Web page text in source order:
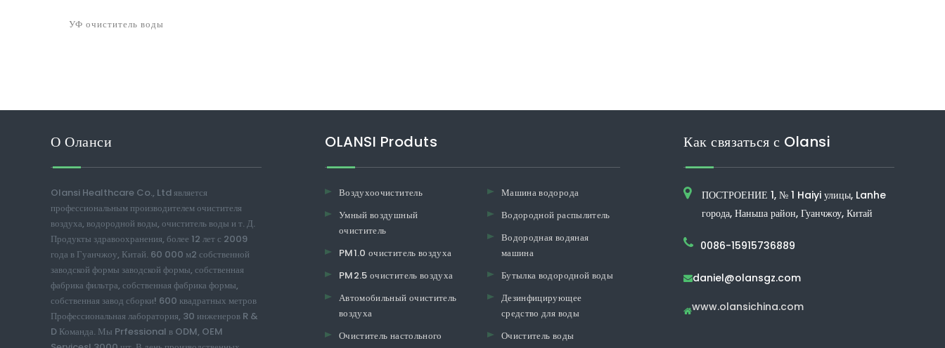
УФ очиститель воды
О Оланси
Olansi Healthcare Co., Ltd является
профессиональным производителем очистителя
воздуха, водородной воды, очиститель воды и т. Д.
Продукты здравоохранения, более 12 лет с 2009
года в Гуанчжоу, Китай. 60 000 м2 собственной
заводской формы заводской формы, собственная
фабрика фильтра, собственная фабрика формы,
собственная завод сборки! 600 квадратных метров
Профессиональная лаборатория, 30 инженеров R &
D Команда. Мы Prfessional в ODM, OEM
OLANSI Produts
Воздухоочиститель
Умный воздушный
очиститель
PM1.0 очиститель воздуха
PM2.5 очиститель воздуха
Автомобильный очиститель
воздуха
Очиститель настольного
Машина водорода
Водородной распылитель
Водородная водяная
машина
Бутылка водородной воды
Дезинфицирующее
средство для воды
Очиститель воды
Как связаться с Olansi
ПОСТРОЕНИЕ 1, № 1 Haiyi улицы, Lanhe
города, Наньша район, Гуанчжоу, Китай
0086-15915736889
daniel@olansgz.com
www.olansichina.com